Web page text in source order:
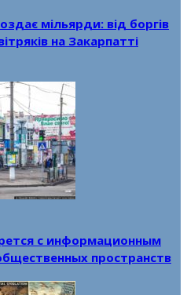
мільярди: від боргів
на Закарпатті
с информационным
пространств